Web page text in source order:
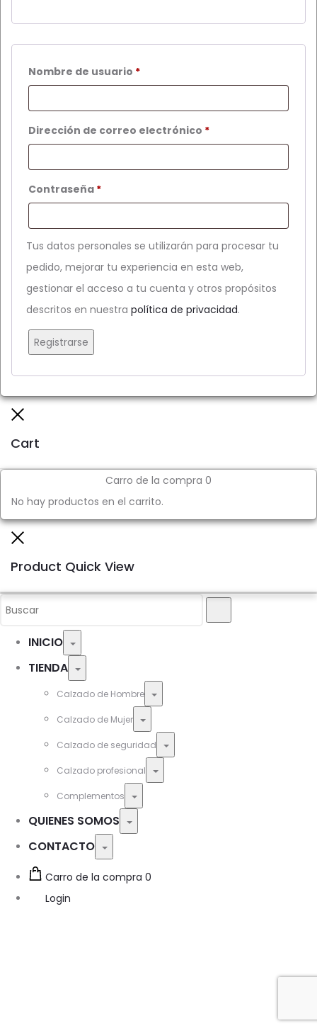
Nombre de usuario *Obligatorio
Dirección de correo electrónico *Obligatorio
Contraseña *Obligatorio
Tus datos personales se utilizarán para procesar tu
pedido, mejorar tu experiencia en esta web,
gestionar el acceso a tu cuenta y otros propósitos
descritos en nuestra política de privacidad.
Registrarse
Cart
Carro de la compra 0
No hay productos en el carrito.
Product Quick View
Search
INICIO Toggle
TIENDA Toggle
Calzado de Hombre Toggle
Calzado de Mujer Toggle
Calzado de seguridad Toggle
Calzado profesional Toggle
Complementos Toggle
QUIENES SOMOS Toggle
CONTACTO Toggle
Carro de la compra 0
Login